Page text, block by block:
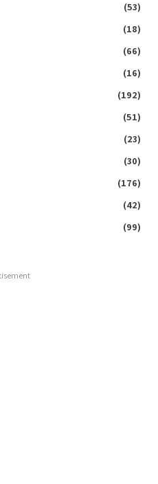
(53)
(18)
(66)
(16)
(192)
(51)
(23)
(30)
(176)
(42)
(99)